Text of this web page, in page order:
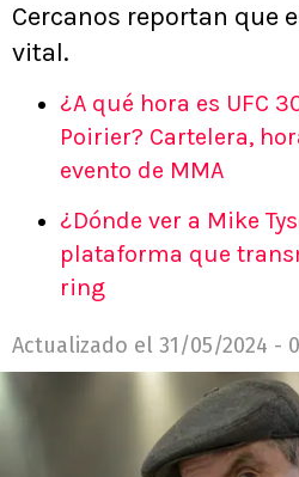
Cercanos reportan que
vital.
¿A qué hora es UFC
Poirier? Cartelera,
evento de MMA
¿Dónde ver a Mike
plataforma que
ring
Actualizado el 31/05/2024 -